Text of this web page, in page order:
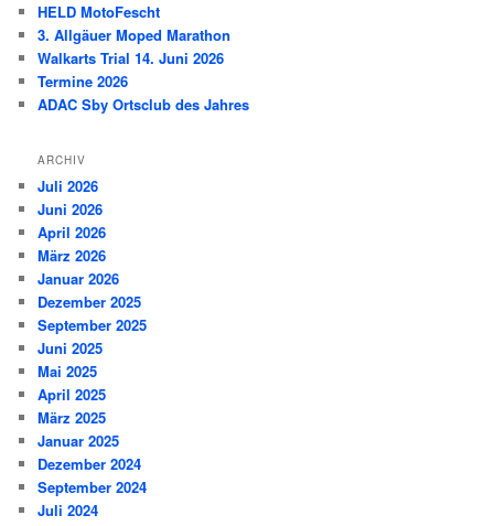
HELD MotoFescht
3. Allgäuer Moped Marathon
Walkarts Trial 14. Juni 2026
Termine 2026
ADAC Sby Ortsclub des Jahres
ARCHIV
Juli 2026
Juni 2026
April 2026
März 2026
Januar 2026
Dezember 2025
September 2025
Juni 2025
Mai 2025
April 2025
März 2025
Januar 2025
Dezember 2024
September 2024
Juli 2024